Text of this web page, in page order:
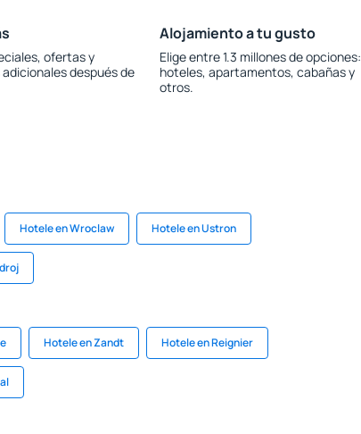
ofertas y
después de
Alojamiento a tu gusto
Elige entre 1.3 millones de opciones:
hoteles, apartamentos, cabañas y
otros.
Hotele en Wroclaw Hotele en Ustron
Hotele en Zandt Hotele en Reignier